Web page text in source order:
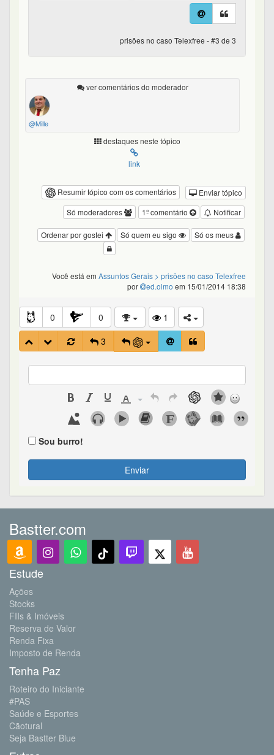
prisões no caso Telexfree - #3 de 3
ver comentários do moderador
@Mille
destaques neste tópico
link
Resumir tópico com os comentários
Enviar tópico
Notificar
1º comentário
Só moderadores
Só os meus
Só quem eu sigo
Ordenar por gostei
Você está em Assuntos Gerais > prisões no caso Telexfree
por
ed.olmo em 15/01/2014 18:38
0 0
1
3
Sou burro!
Enviar
Bastter.com
Estude
Ações
Stocks
FIIs & Imóveis
Reserva de Valor
Renda Fixa
Imposto de Renda
Tenha Paz
Roteiro do Iniciante
#PAS
Saúde e Esportes
Cãotural
Seja Bastter Blue